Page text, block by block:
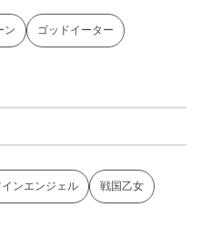
ン ゴッドイーター
インエンジェル 戦国乙女